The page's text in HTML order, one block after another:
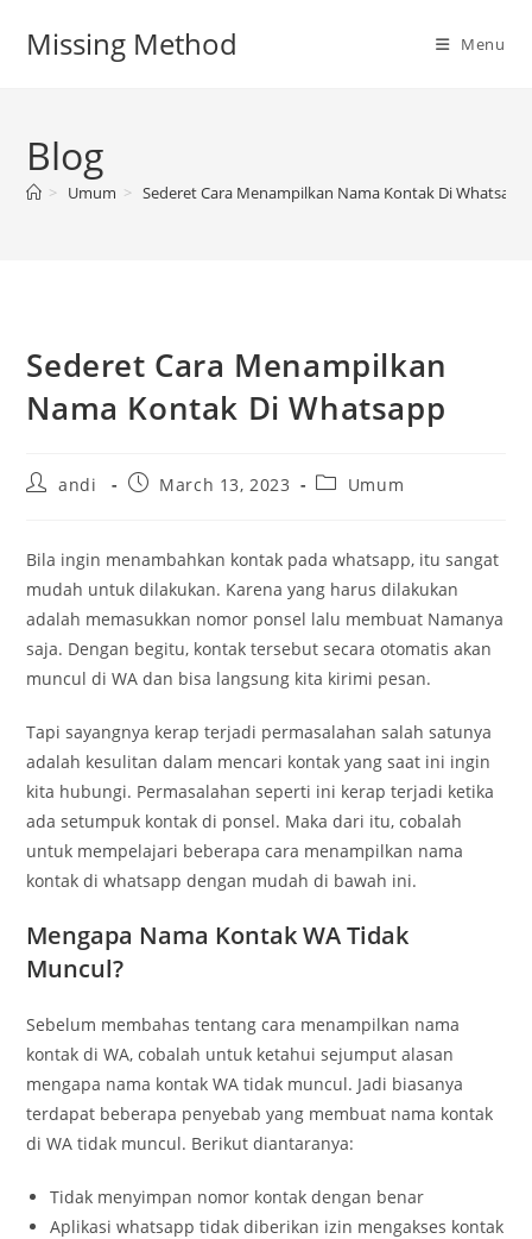
Missing Method Menu
Blog
> Umum > Sederet Cara Menampilkan Nama Kontak Di Whatsapp
Sederet Cara Menampilkan
Nama Kontak Di Whatsapp
Postandi
PostMarch 13, 2023
PostUmum
Bila ingin menambahkan kontak pada whatsapp, itu sangat
mudah untuk dilakukan. Karena yang harus dilakukan
adalah memasukkan nomor ponsel lalu membuat Namanya
saja. Dengan begitu, kontak tersebut secara otomatis akan
muncul di WA dan bisa langsung kita kirimi pesan.
Tapi sayangnya kerap terjadi permasalahan salah satunya
adalah kesulitan dalam mencari kontak yang saat ini ingin
kita hubungi. Permasalahan seperti ini kerap terjadi ketika
ada setumpuk kontak di ponsel. Maka dari itu, cobalah
untuk mempelajari beberapa cara menampilkan nama
kontak di whatsapp dengan mudah di bawah ini.
Mengapa Nama Kontak WA Tidak
Muncul?
Sebelum membahas tentang cara menampilkan nama
kontak di WA, cobalah untuk ketahui sejumput alasan
mengapa nama kontak WA tidak muncul. Jadi biasanya
terdapat beberapa penyebab yang membuat nama kontak
di WA tidak muncul. Berikut diantaranya:
Tidak menyimpan nomor kontak dengan benar
Aplikasi whatsapp tidak diberikan izin mengakses kontak